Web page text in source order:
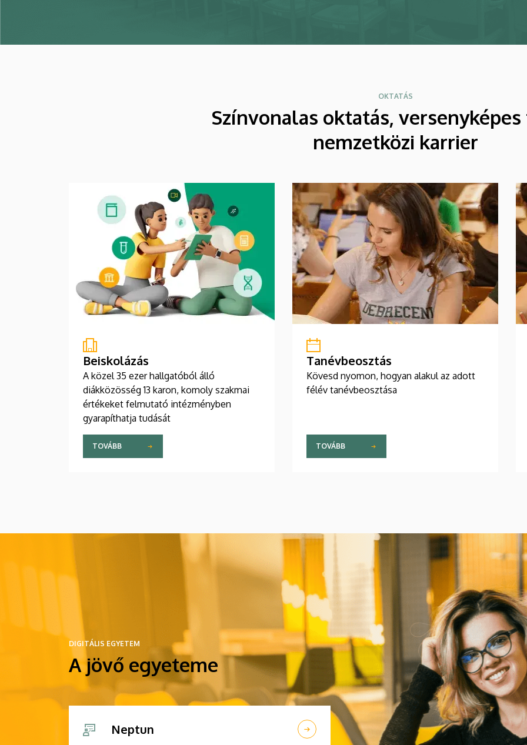
OKTATÁS
Színvonalas oktatás, versenyképes
nemzetközi karrier
Beiskolázás
A közel 35 ezer hallgatóból álló
diákközösség 13 karon, komoly szakmai
értékeket felmutató intézményben
gyarapíthatja tudását
TOVÁBB
Tanévbeosztás
Kövesd nyomon, hogyan alakul az adott
félév tanévbeosztása
TOVÁBB
DIGITÁLIS EGYETEM
A jövő egyeteme
Neptun